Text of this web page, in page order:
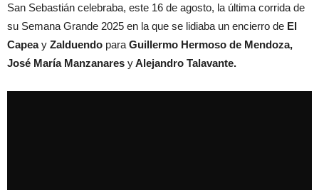
San Sebastián celebraba, este 16 de agosto, la última corrida de
su Semana Grande 2025 en la que se lidiaba un encierro de El
Capeay Zalduendo paraGuillermo Hermoso de Mendoza,
José María Manzanares yAlejandro Talavante.